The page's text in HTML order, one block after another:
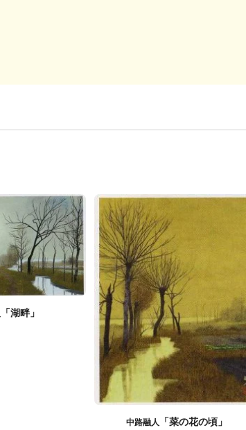
「湖畔」
中路融人 「菜の花の頃」